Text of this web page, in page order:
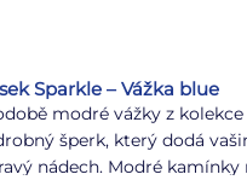
Sparkle – Vážka blue
modré vážky z
šperk, který dodá
nádech. Modré kamínky